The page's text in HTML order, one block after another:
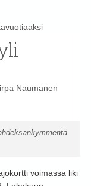
Naumanen
voimassa liki